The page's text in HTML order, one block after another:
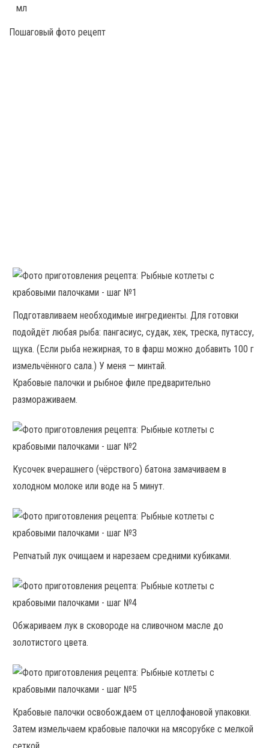
мл
Пошаговый фото рецепт
Подготавливаем необходимые ингредиенты. Для готовки
подойдёт любая рыба: пангасиус, судак, хек, треска, путассу,
щука. (Если рыба нежирная, то в фарш можно добавить 100 г
измельчённого сала.) У меня — минтай.
Крабовые палочки и рыбное филе предварительно
размораживаем.
Кусочек вчерашнего (чёрствого) батона замачиваем в
холодном молоке или воде на 5 минут.
Репчатый лук очищаем и нарезаем средними кубиками.
Обжариваем лук в сковороде на сливочном масле до
золотистого цвета.
Крабовые палочки освобождаем от целлофановой упаковки.
Затем измельчаем крабовые палочки на мясорубке с мелкой